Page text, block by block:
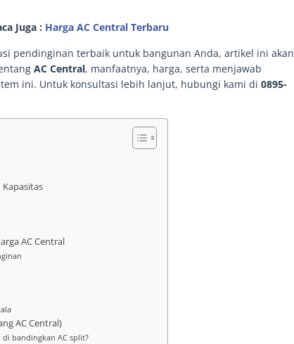
Juga : Harga AC Central Terbaru
pendinginan terbaik untuk bangunan Anda, artikel ini akan
AC Central, manfaatnya, harga, serta menjawab
ini. Untuk konsultasi lebih lanjut, hubungi kami di 0895-
Kapasitas
AC Central
AC Central)
bandingkan AC split?